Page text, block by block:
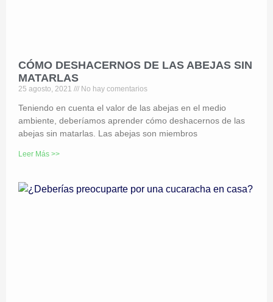
CÓMO DESHACERNOS DE LAS ABEJAS SIN
MATARLAS
25 agosto, 2021 No hay comentarios
Teniendo en cuenta el valor de las abejas en el medio
ambiente, deberíamos aprender cómo deshacernos de las
abejas sin matarlas. Las abejas son miembros
Leer Más >>